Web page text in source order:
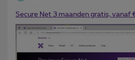
Secure Net 3 maanden gratis, vanaf